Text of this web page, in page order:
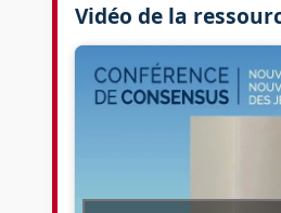
Vidéo de la